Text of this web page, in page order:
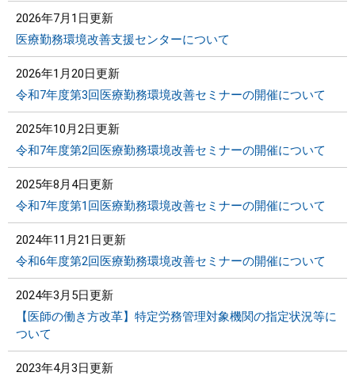
2026年7月1日更新
医療勤務環境改善支援センターについて
2026年1月20日更新
令和7年度第3回医療勤務環境改善セミナーの開催について
2025年10月2日更新
令和7年度第2回医療勤務環境改善セミナーの開催について
2025年8月4日更新
令和7年度第1回医療勤務環境改善セミナーの開催について
2024年11月21日更新
令和6年度第2回医療勤務環境改善セミナーの開催について
2024年3月5日更新
【医師の働き方改革】特定労務管理対象機関の指定状況等に
ついて
2023年4月3日更新